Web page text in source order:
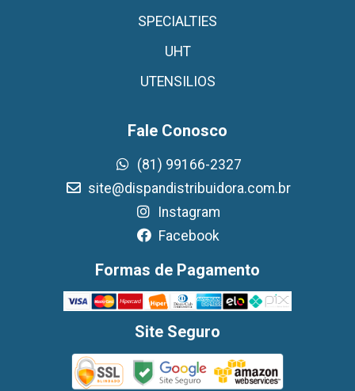
SPECIALTIES
UHT
UTENSILIOS
Fale Conosco
(81) 99166-2327
site@dispandistribuidora.com.br
Instagram
Facebook
Formas de Pagamento
Site Seguro